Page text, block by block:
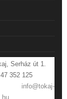
Serház út 1.
352 125
info@tokaj-